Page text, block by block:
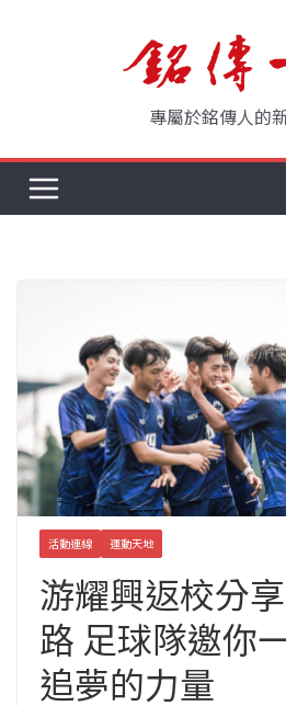
專屬於銘傳人的
活動連線 運動天地
游耀興返校分
路 足球隊邀你
追夢的力量